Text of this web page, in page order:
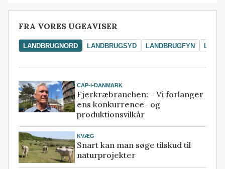
FRA VORES UGEAVISER
LANDBRUGNORD LANDBRUGSYD LANDBRUGFYN
CAP-I-DANMARK
Fjerkræbranchen: - Vi forlanger
ens konkurrence- og
produktionsvilkår
KVÆG
Snart kan man søge tilskud til
naturprojekter